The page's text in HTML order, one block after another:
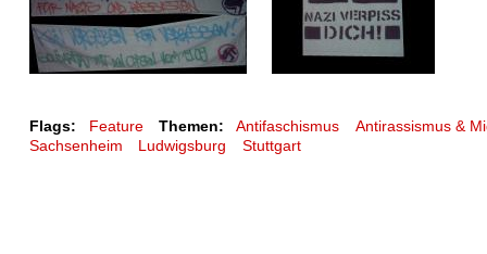
Flags: Feature Themen: Antifaschismus
Antirassismus &
Sachsenheim
Ludwigsburg Stuttgart